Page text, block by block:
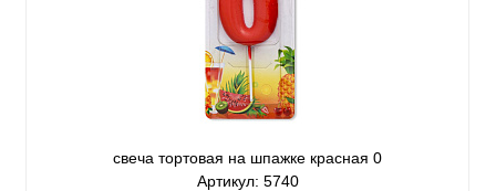
свеча тортовая на шпажке красная 0
Артикул: 5740